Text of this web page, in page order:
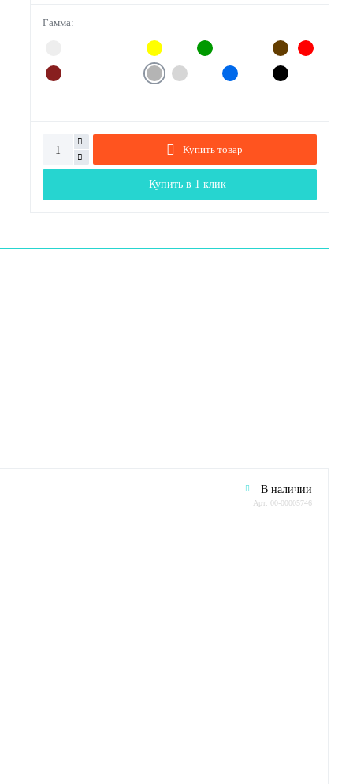
Гамма:
Купить товар
Купить в 1 клик
В наличии
Арт: 00-00005746